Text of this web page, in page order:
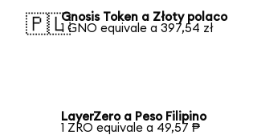
🇵🇱Gnosis Token a Złoty polaco
1 GNO equivale a 397,54 zł
LayerZero a Peso Filipino
1 ZRO equivale a 49,57 ₱